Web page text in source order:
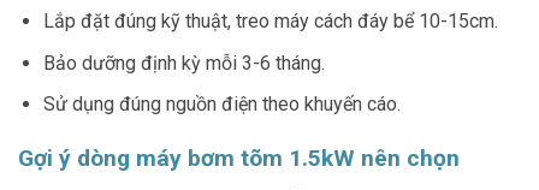
Lắp đặt đúng kỹ thuật, treo máy cách đáy bể 10-15cm.
Bảo dưỡng định kỳ mỗi 3-6 tháng.
Sử dụng đúng nguồn điện theo khuyến cáo.
Gợi ý dòng máy bơm tõm 1.5kW nên chọn